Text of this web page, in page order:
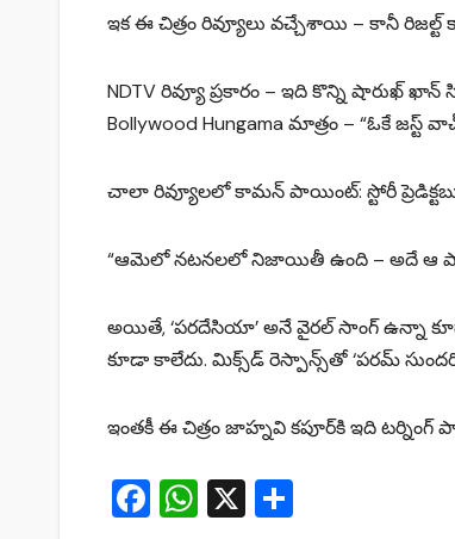
ఇక ఈ చిత్రం రివ్యూలు వచ్చేశాయి – కానీ రిజల్ట్
NDTV రివ్యూ ప్రకారం – ఇది కొన్ని షారుఖ్‌
Bollywood Hungama మాత్రం – “ఓకే
చాలా రివ్యూలలో కామన్ పాయింట్: స్టోరీ
“ఆమెలో నటనలలో నిజాయితీ ఉంది – అదే ఆ
అయితే, ‘పరదేసియా’ అనే వైరల్ సాంగ్‌ ఉన్నా
కూడా కాలేదు. మిక్స్‌డ్ రెస్పాన్స్‌తో ‘పరమ్‌
ఇంతకీ ఈ చిత్రం జాహ్నవి కపూర్‌కి ఇది
F W X